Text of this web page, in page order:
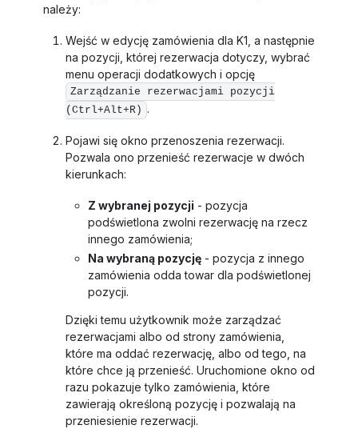
należy:
Wejść w edycję zamówienia dla K1, a następnie
na pozycji, której rezerwacja dotyczy, wybrać
menu operacji dodatkowych i opcję
Zarządzanie rezerwacjami pozycji
(Ctrl+Alt+R) .
Pojawi się okno przenoszenia rezerwacji.
Pozwala ono przenieść rezerwacje w dwóch
kierunkach:
Z wybranej pozycji - pozycja
podświetlona zwolni rezerwację na rzecz
innego zamówienia;
Na wybraną pozycję - pozycja z innego
zamówienia odda towar dla podświetlonej
pozycji.
Dzięki temu użytkownik może zarządzać
rezerwacjami albo od strony zamówienia,
które ma oddać rezerwację, albo od tego, na
które chce ją przenieść. Uruchomione okno od
razu pokazuje tylko zamówienia, które
zawierają określoną pozycję i pozwalają na
przeniesienie rezerwacji.